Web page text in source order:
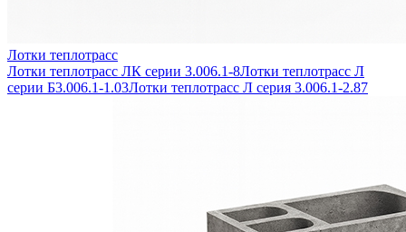
Лотки теплотрасс
Лотки теплотрасс ЛК серии 3.006.1-8Лотки теплотрасс Л
серии Б3.006.1-1.03Лотки теплотрасс Л серия 3.006.1-2.87